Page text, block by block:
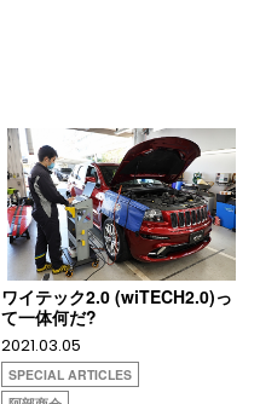
ワイテック2.0 (wiTECH2.0)っ
て一体何だ?
2021.03.05
SPECIAL ARTICLES